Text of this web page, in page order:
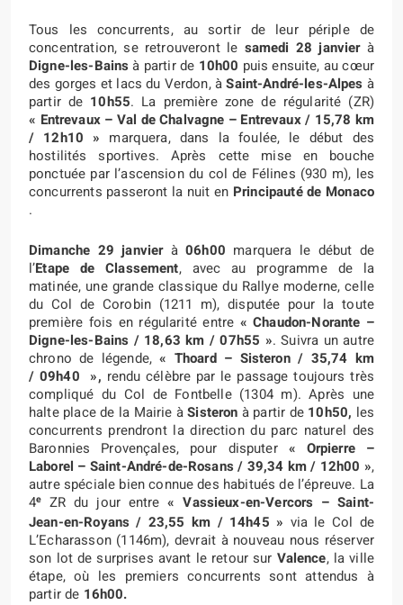
Tous les concurrents, au sortir de leur périple de
concentration, se retrouveront le samedi 28 janvierà
Digne-les-Bainsà partir de 10h00 puis ensuite, au cœur
des gorges et lacs du Verdon, àSaint-André-les-Alpes à
partir de 10h55. La première zone de régularité (ZR)
« Entrevaux – Val de Chalvagne – Entrevaux/ 15,78 km
/ 12h10 » marquera, dans la foulée, le début des
hostilités sportives. Après cette mise en bouche
ponctuée par l’ascension du col de Félines (930 m), les
concurrents passeront la nuit en Principauté de Monaco
.
Dimanche 29 janvierà06h00 marquera le début de
l’Etape de Classement, avec au programme de la
matinée, une grande classique du Rallye moderne, celle
du Col de Corobin (1211 m), disputée pour la toute
première fois en régularité entre « Chaudon-Norante –
Digne-les-Bains / 18,63 km / 07h55 ». Suivra un autre
chrono de légende,« Thoard – Sisteron/ 35,74 km
/ 09h40 », rendu célèbre par le passage toujours très
compliqué du Col de Fontbelle (1304 m). Après une
halte place de la Mairie àSisteron à partir de10h50, les
concurrents prendront la direction du parc naturel des
Baronnies Provençales, pour disputer « Orpierre –
Laborel – Saint-André-de-Rosans/ 39,34 km / 12h00 »,
autre spéciale bien connue des habitués de l’épreuve. La
4e ZR du jour entre« Vassieux-en-Vercors – Saint-
Jean-en-Royans/ 23,55 km / 14h45 » via le Col de
L’Echarasson (1146m), devrait à nouveau nous réserver
son lot de surprises avant le retour sur Valence, la ville
étape, où les premiers concurrents sont attendus à
partir de 16h00.